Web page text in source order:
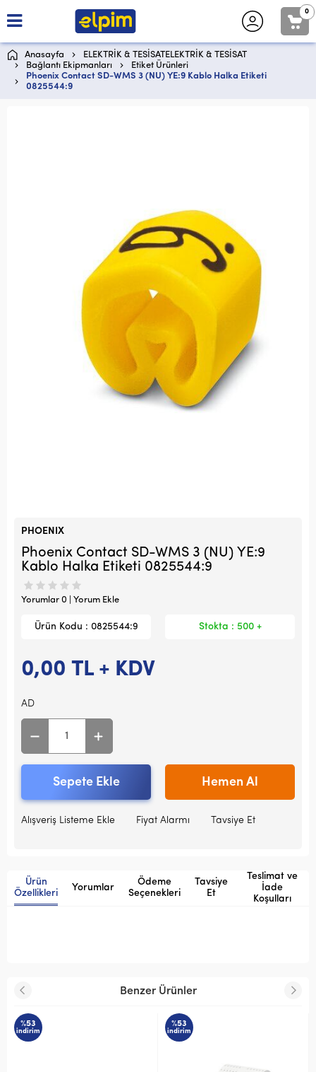
0
Anasayfa
ELEKTRİK & TESİSATELEKTRİK & TESİSAT
Bağlantı Ekipmanları
Etiket Ürünleri
Phoenix Contact SD-WMS 3 (NU) YE:9 Kablo Halka Etiketi
0825544:9
PHOENIX
Phoenix Contact SD-WMS 3 (NU) YE:9
Kablo Halka Etiketi 0825544:9
Yorumlar 0 | Yorum Ekle
Ürün Kodu : 0825544:9 Stokta : 500 +
0,00 TL + KDV
AD
Sepete Ekle Hemen Al
Alışveriş Listeme Ekle Fiyat Alarmı Tavsiye Et
Ürün
Özellikleri
Yorumlar
Ödeme
Seçenekleri
Tavsiye
Et
Teslimat ve
İade
Koşulları
Benzer Ürünler
%53
indirim
%53
indirim